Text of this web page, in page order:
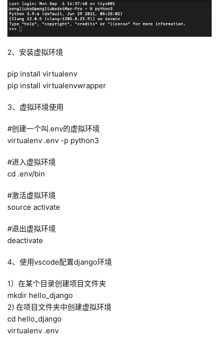
2、安装虚拟环境
pip install virtualenv
pip install virtualenvwrapper
3、虚拟环境使用
#创建一个叫.env的虚拟环境
virtualenv .env -p python3
#进入虚拟环境
cd .env/bin
#激活虚拟环境
source activate
#退出虚拟环境
deactivate
4、使用vscode配置django环境
1）在某个目录创建项目文件夹
mkdir hello_django
2) 在项目文件夹中创建虚拟环境
cd hello_django
virtualenv .env